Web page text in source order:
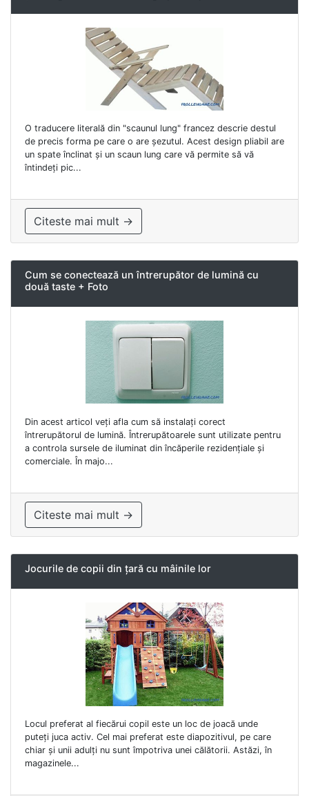
O traducere literală din "scaunul lung" francez descrie destul
de precis forma pe care o are șezutul. Acest design pliabil are
un spate înclinat și un scaun lung care vă permite să vă
întindeți pic...
Citeste mai mult →
Cum se conectează un întrerupător de lumină cu
două taste + Foto
Din acest articol veți afla cum să instalați corect
întrerupătorul de lumină. Întrerupătoarele sunt utilizate pentru
a controla sursele de iluminat din încăperile rezidențiale și
comerciale. În majo...
Citeste mai mult →
Jocurile de copii din țară cu mâinile lor
Locul preferat al fiecărui copil este un loc de joacă unde
puteți juca activ. Cel mai preferat este diapozitivul, pe care
chiar și unii adulți nu sunt împotriva unei călătorii. Astăzi, în
magazinele...